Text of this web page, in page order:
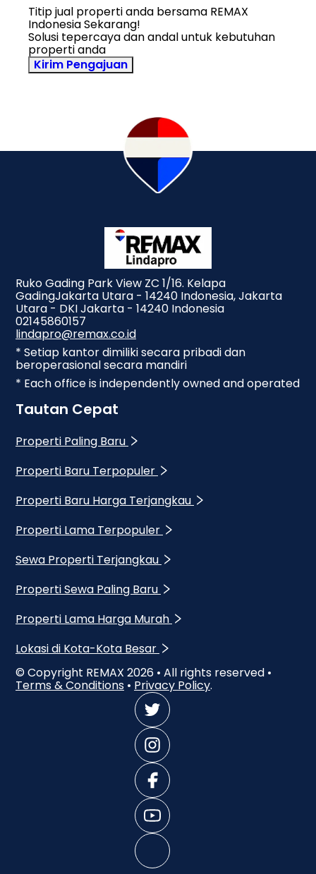
Titip jual properti anda bersama REMAX
Indonesia Sekarang!
Solusi tepercaya dan andal untuk kebutuhan
properti anda
Kirim Pengajuan
Ruko Gading Park View ZC 1/16. Kelapa
GadingJakarta Utara - 14240 Indonesia, Jakarta
Utara - DKI Jakarta - 14240 Indonesia
02145860157
lindapro@remax.co.id
* Setiap kantor dimiliki secara pribadi dan
beroperasional secara mandiri
* Each office is independently owned and operated
Tautan Cepat
Properti Paling Baru
Properti Baru Terpopuler
Properti Baru Harga Terjangkau
Properti Lama Terpopuler
Sewa Properti Terjangkau
Properti Sewa Paling Baru
Properti Lama Harga Murah
Lokasi di Kota-Kota Besar
© Copyright REMAX 2026 • All rights reserved •
Terms & Conditions • Privacy Policy.